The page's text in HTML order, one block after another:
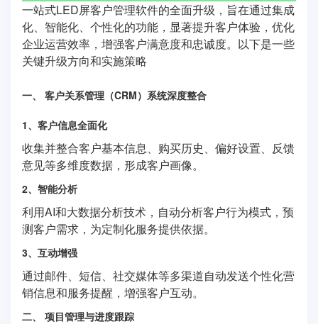
一站式LED屏客户管理软件的全面升级，旨在通过集成
化、智能化、个性化的功能，显著提升客户体验，优化
企业运营效率，增强客户满意度和忠诚度。以下是一些
关键升级方向和实施策略
一、 客户关系管理（CRM）系统深度整合
1、客户信息全面化
收集并整合客户基本信息、购买历史、偏好设置、反馈
意见等多维度数据，形成客户画像。
2、智能分析
利用AI和大数据分析技术，自动分析客户行为模式，预
测客户需求，为定制化服务提供依据。
3、互动增强
通过邮件、短信、社交媒体等多渠道自动发送个性化营
销信息和服务提醒，增强客户互动。
二、 项目管理与进度跟踪